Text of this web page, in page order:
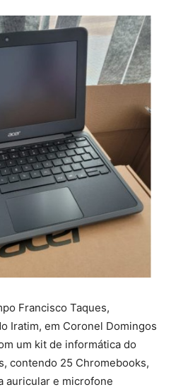
Francisco Taques,
Iratim, em Coronel Domingos
um kit de informática do
contendo 25 Chromebooks,
auricular e microfone